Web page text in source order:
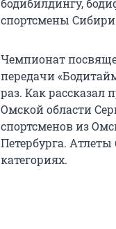
бодибилдингу,
спортсмены
Чемпионат
передачи
раз. Как рассказал
Омской области
спортсменов из
Петербурга.
категориях.